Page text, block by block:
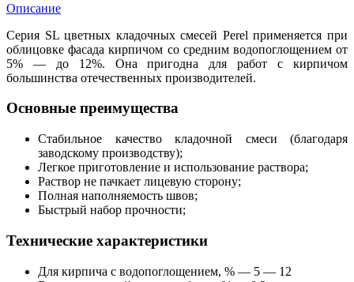
Описание
Серия SL цветных кладочных смесей Perel применяется при
облицовке фасада кирпичом со средним водопоглощением от
5% — до 12%. Она пригодна для работ с кирпичом
большинства отечественных производителей.
Основные преимущества
Стабильное качество кладочной смеси (благодаря
заводскому производству);
Легкое приготовление и использование раствора;
Раствор не пачкает лицевую сторону;
Полная наполняемость швов;
Быстрый набор прочности;
Технические характеристики
Для кирпича с водопоглощением, % — 5 — 12